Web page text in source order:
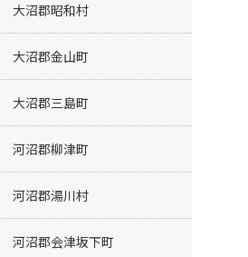
大沼郡昭和村
大沼郡金山町
大沼郡三島町
河沼郡柳津町
河沼郡湯川村
河沼郡会津坂下町